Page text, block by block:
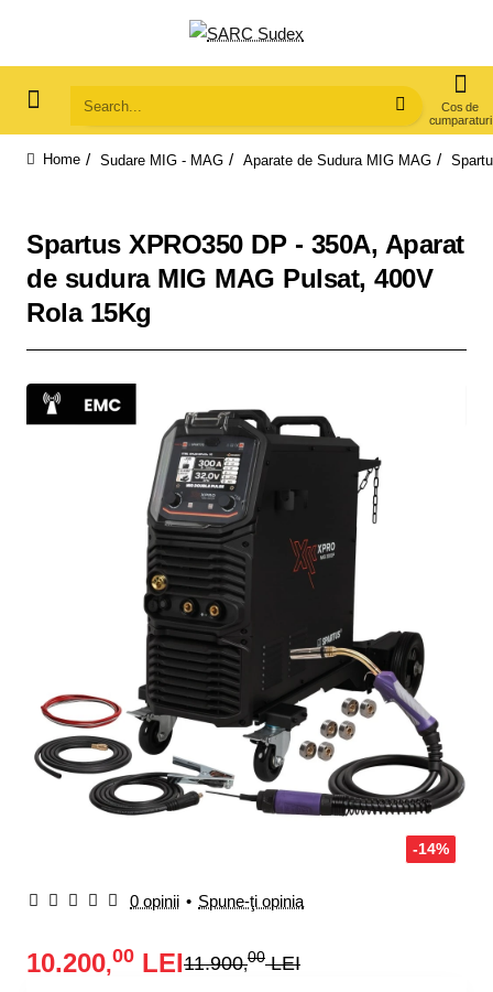
Search...
Sudare MIG - MAG Aparate de Sudura MIG MAG
Spartus XPRO350 DP - 350A, Aparat
de sudura MIG MAG Pulsat, 400V
Rola 15Kg
-14%
0 opinii • Spune-ţi opinia
10.200,00 LEI11.900,00LEI